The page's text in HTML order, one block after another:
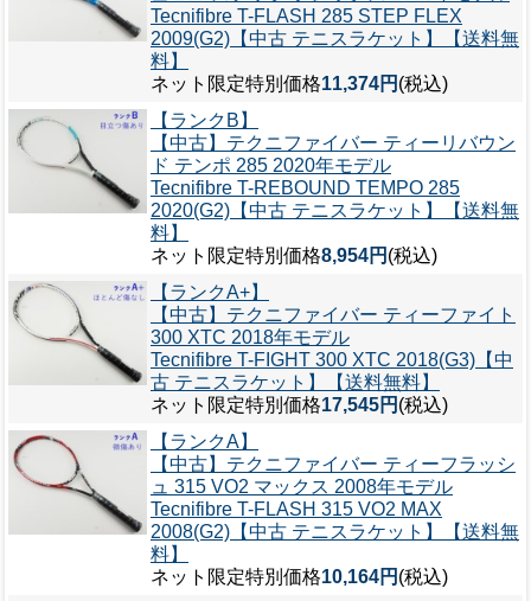
Tecnifibre T-FLASH 285 STEP FLEX
2009(G2)【中古 テニスラケット】【送料無
料】
ネット限定特別価格11,374円 (税込)
【ランクB】
【中古】テクニファイバー ティーリバウン
ド テンポ 285 2020年モデル
Tecnifibre T-REBOUND TEMPO 285
2020(G2)【中古 テニスラケット】【送料無
料】
ネット限定特別価格8,954円 (税込)
【ランクA+】
【中古】テクニファイバー ティーファイト
300 XTC 2018年モデル
Tecnifibre T-FIGHT 300 XTC 2018(G3)【中
古 テニスラケット】【送料無料】
ネット限定特別価格17,545円 (税込)
【ランクA】
【中古】テクニファイバー ティーフラッシ
ュ 315 VO2 マックス 2008年モデル
Tecnifibre T-FLASH 315 VO2 MAX
2008(G2)【中古 テニスラケット】【送料無
料】
ネット限定特別価格10,164円 (税込)